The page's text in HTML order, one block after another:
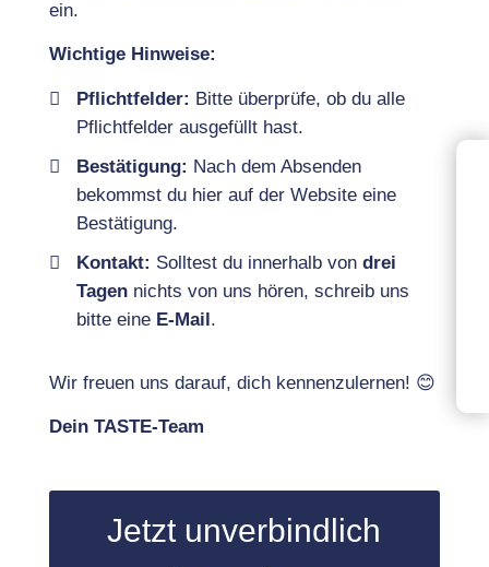
ein.
Wichtige Hinweise:
Pflichtfelder: Bitte überprüfe, ob du alle
Pflichtfelder ausgefüllt hast.
Bestätigung: Nach dem Absenden
bekommst du hier auf der Website eine
Bestätigung.
Kontakt: Solltest du innerhalb von drei
Tagennichts von uns hören, schreib uns
bitte eine E-Mail.
Wir freuen uns darauf, dich kennenzulernen! 😊
Dein TASTE-Team
Jetzt unverbindlich